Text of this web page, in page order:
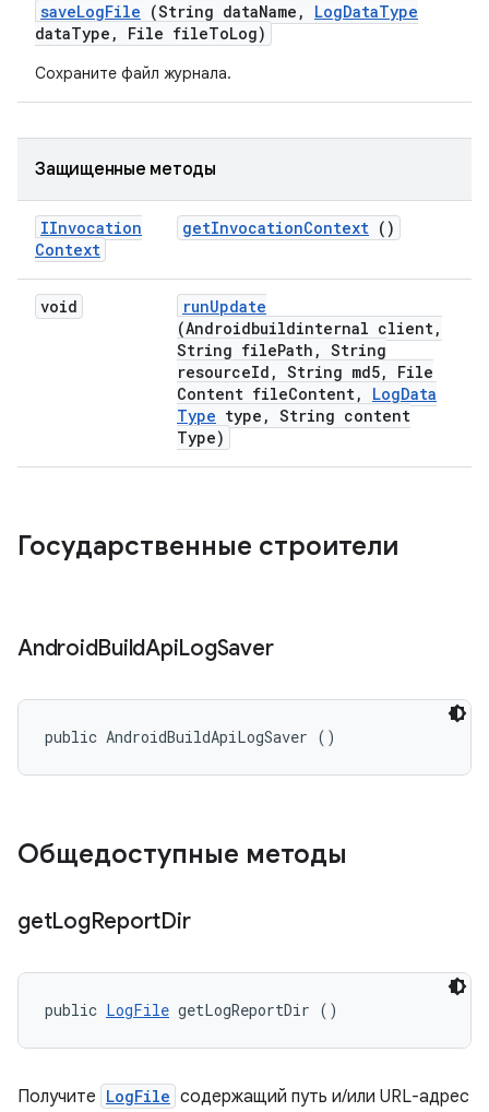
saveLogFile (String dataName , LogDataType
dataType , File fileToLog)
Сохраните файл журнала.
Защищенные методы
IInvocation
Context
getInvocationContext ()
void runUpdate
(Androidbuildinternal client,
String filePath , String
resourceId , String md5,
File
Content fileContent, LogData
Type type , String content
Type)
Государственные строители
AndroidBuildApiLogSaver
public AndroidBuildApiLogSaver ()
Общедоступные методы
getLogReportDir
public LogFile getLogReportDir ()
Получите LogFile содержащий путь и/или URL-адрес